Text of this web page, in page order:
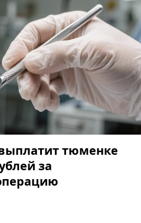
тюменке
за